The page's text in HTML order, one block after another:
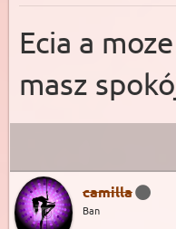
Ecia a
masz
camilla
Ban